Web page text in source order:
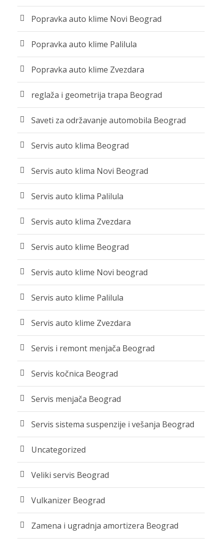
Popravka auto klime Novi Beograd
Popravka auto klime Palilula
Popravka auto klime Zvezdara
reglaža i geometrija trapa Beograd
Saveti za održavanje automobila Beograd
Servis auto klima Beograd
Servis auto klima Novi Beograd
Servis auto klima Palilula
Servis auto klima Zvezdara
Servis auto klime Beograd
Servis auto klime Novi beograd
Servis auto klime Palilula
Servis auto klime Zvezdara
Servis i remont menjača Beograd
Servis kočnica Beograd
Servis menjača Beograd
Servis sistema suspenzije i vešanja Beograd
Uncategorized
Veliki servis Beograd
Vulkanizer Beograd
Zamena i ugradnja amortizera Beograd